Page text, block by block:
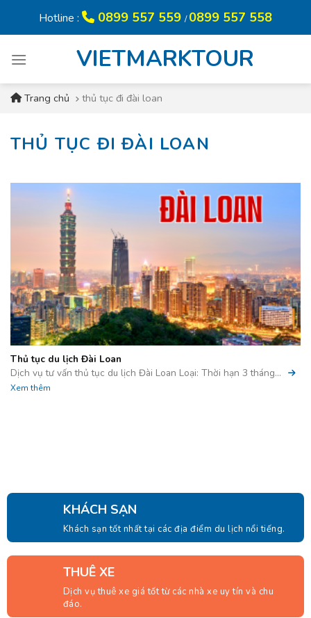
Hotline : 0899 557 559 /0899 557 558
VIETMARKTOUR
Trang chủ thủ tục đi đài loan
THỦ TỤC ĐI ĐÀI LOAN
Thủ tục du lịch Đài Loan
Dịch vụ tư vấn thủ tục du lịch Đài Loan Loại: Thời hạn 3 tháng...
Xem thêm
KHÁCH SẠN
Khách sạn tốt nhất tại các địa điểm du lịch nổi tiếng.
THUÊ XE
Dịch vụ thuê xe giá tốt từ các nhà xe uy tín và chu
đáo.